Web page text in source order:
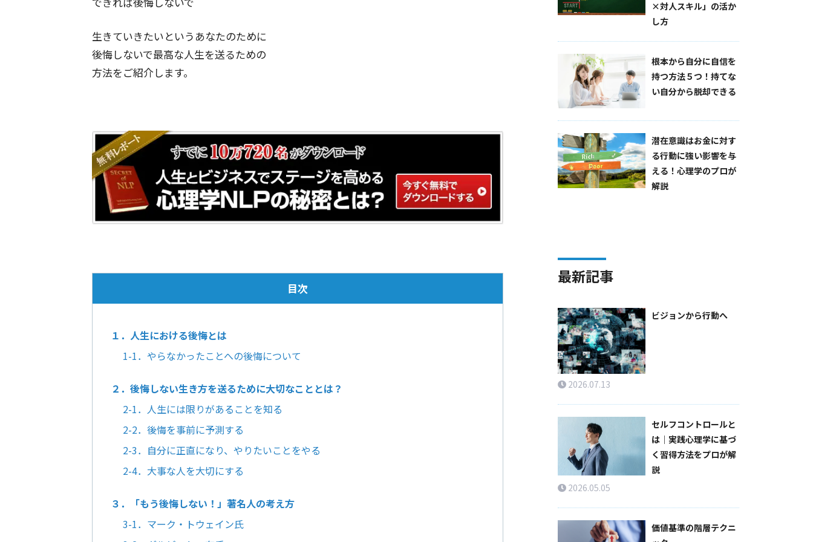
生きていきたいというあなたのために
後悔しないで最高な人生を送るための
方法をご紹介します。
目次
１．人生における後悔とは
1-1．やらなかったことへの後悔について
２．後悔しない生き方を送るために大切なこととは？
2-1．人生には限りがあることを知る
2-2．後悔を事前に予測する
2-3．自分に正直になり、やりたいことをやる
2-4．大事な人を大切にする
３．「もう後悔しない！」著名人の考え方
3-1．マーク・トウェイン氏
×対人スキル」の活か
し方
根本から自分に自信を
持つ方法５つ！持てな
い自分から脱却できる
潜在意識はお金に対す
る行動に強い影響を与
える！心理学のプロが
解説
最新記事
ビジョンから行動へ
2026.07.13
セルフコントロールと
は｜実践心理学に基づ
く習得方法をプロが解
説
2026.05.05
価値基準の階層テクニ